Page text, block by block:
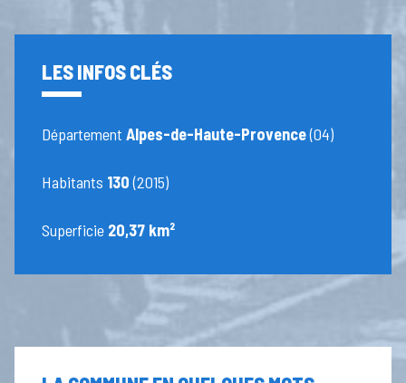
LES INFOS CLÉS
DépartementAlpes-de-Haute-Provence(04)
Habitants 130(2015)
Superficie 20,37 km²